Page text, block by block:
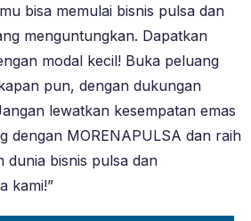
bisa memulai bisnis pulsa dan
menguntungkan. Dapatkan
modal kecil! Buka peluang
pun, dengan dukungan
lewatkan kesempatan emas
dengan MORENAPULSA dan raih
dunia bisnis pulsa dan
kami!”